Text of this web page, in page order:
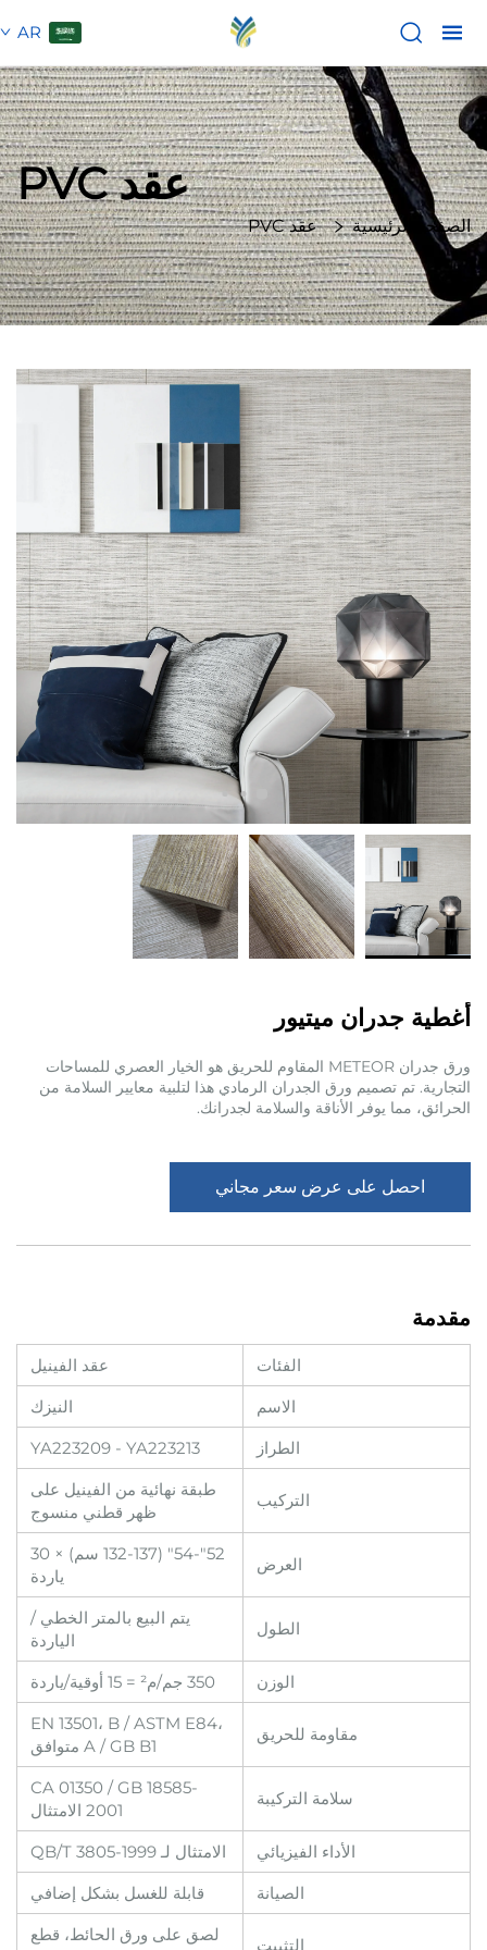
AR
عقد PVC
الصفحة الرئيسية عقد PVC
أغطية جدران ميتيور
ورق جدران METEOR المقاوم للحريق هو الخيار العصري للمساحات
التجارية. تم تصميم ورق الجدران الرمادي هذا لتلبية معايير السلامة من
الحرائق، مما يوفر الأناقة والسلامة لجدرانك.
احصل على عرض سعر مجاني
مقدمة
الفئات
عقد الفينيل
الاسم
النيزك
الطراز
YA223209 - YA223213
التركيب
طبقة نهائية من الفينيل على
ظهر قطني منسوج
العرض
52"-54" (132-137 سم) × 30
ياردة
الطول
يتم البيع بالمتر الخطي /
الياردة
الوزن
350 جم/م² = 15 أوقية/ياردة
مقاومة للحريق
EN 13501، B / ASTM E84،
A / GB B1 متوافق
سلامة التركيبة
CA 01350 / GB 18585-
2001 الامتثال
الأداء الفيزيائي
الامتثال لـ QB/T 3805-1999
الصيانة
قابلة للغسل بشكل إضافي
التثبيت
لصق على ورق الحائط، قطع